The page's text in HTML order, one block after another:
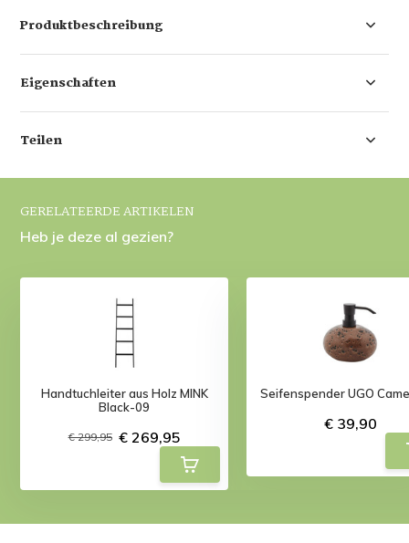
Produktbeschreibung
Eigenschaften
Teilen
GERELATEERDE ARTIKELEN
Heb je deze al gezien?
Handtuchleiter aus Holz MINK
Black-09
€ 299,95 € 269,95
Seifenspender UGO
€ 39,90